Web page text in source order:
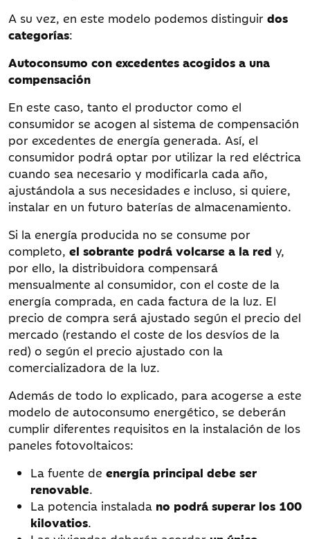
A su vez, en este modelo podemos distinguir dos
categorías:
Autoconsumo con excedentes acogidos a una
compensación
En este caso, tanto el productor como el
consumidor se acogen al sistema de compensación
por excedentes de energía generada. Así, el
consumidor podrá optar por utilizar la red eléctrica
cuando sea necesario y modificarla cada año,
ajustándola a sus necesidades e incluso, si quiere,
instalar en un futuro baterías de almacenamiento.
Si la energía producida no se consume por
completo, el sobrante podrá volcarse a la red y,
por ello, la distribuidora compensará
mensualmente al consumidor, con el coste de la
energía comprada, en cada factura de la luz. El
precio de compra será ajustado según el precio del
mercado (restando el coste de los desvíos de la
red) o según el precio ajustado con la
comercializadora de la luz.
Además de todo lo explicado, para acogerse a este
modelo de autoconsumo energético, se deberán
cumplir diferentes requisitos en la instalación de los
paneles fotovoltaicos:
La fuente de energía principal debe ser
renovable.
La potencia instalada no podrá superar los 100
kilovatios.